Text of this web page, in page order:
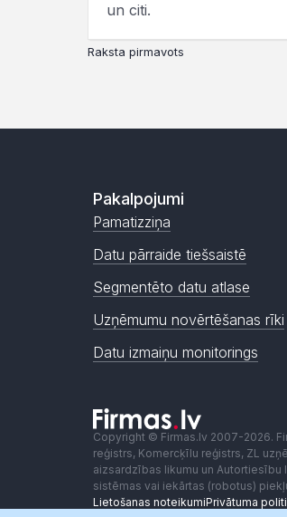
un citi.
Raksta pirmavots
Pakalpojumi
Pamatizziņa
Datu pārraide tiešsaistē
Segmentēto datu atlase
Uzņēmumu novērtēšanas rīki
Datu izmaiņu monitorings
Copyright © Firmas.lv 2007-2026.
reģistrs, Komercķīlu reģistrs, ZL
aizsardzības likumu un
sistēmas vai iekārtas (robotus)
Lietošanas noteikumiPrivātuma